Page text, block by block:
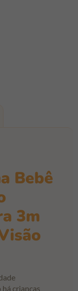
Bebê
3m
crianças